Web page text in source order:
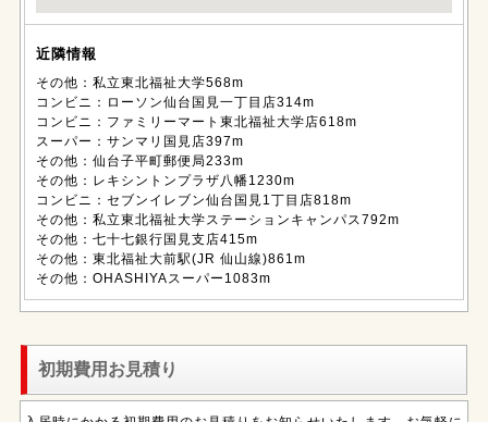
近隣情報
その他：私立東北福祉大学568m
コンビニ：ローソン仙台国見一丁目店314m
コンビニ：ファミリーマート東北福祉大学店618m
スーパー：サンマリ国見店397m
その他：仙台子平町郵便局233m
その他：レキシントンプラザ八幡1230m
コンビニ：セブンイレブン仙台国見1丁目店818m
その他：私立東北福祉大学ステーションキャンパス792m
その他：七十七銀行国見支店415m
その他：東北福祉大前駅(JR 仙山線)861m
その他：OHASHIYAスーパー1083m
初期費用お見積り